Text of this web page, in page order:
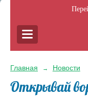
Главная → Новости
Открывай